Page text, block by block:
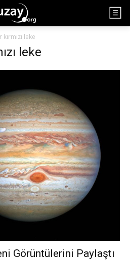
kırmızı leke
leke
Görüntülerini Paylaştı